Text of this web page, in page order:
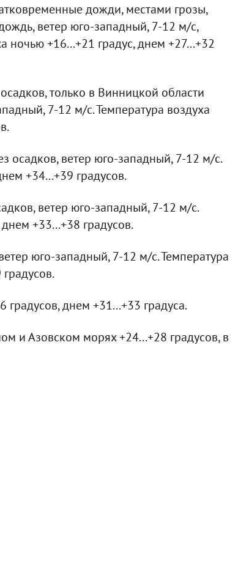
дожди, местами грозы,
ветер юго-западный, 7-12 м/с,
ночью +16...+21 градус, днем +27...+32
только в Винницкой области
7-12 м/с. Температура воздуха
осадков, ветер юго-западный, 7-12 м/с.
+34...+39 градусов.
ветер юго-западный, 7-12 м/с.
+33...+38 градусов.
юго-западный, 7-12 м/с. Температура
градусов, днем +31...+33 градуса.
и Азовском морях +24...+28 градусов, в